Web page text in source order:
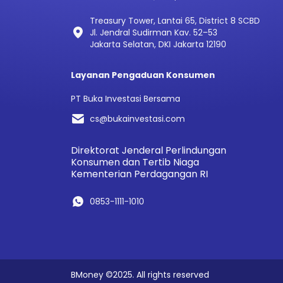
Treasury Tower, Lantai 65, District 8 SCBD
Jl. Jendral Sudirman Kav. 52–53
Jakarta Selatan, DKI Jakarta 12190
Layanan Pengaduan Konsumen
PT Buka Investasi Bersama
cs@bukainvestasi.com
Direktorat Jenderal Perlindungan
Konsumen dan Tertib Niaga
Kementerian Perdagangan RI
0853-1111-1010
BMoney ©2025. All rights reserved